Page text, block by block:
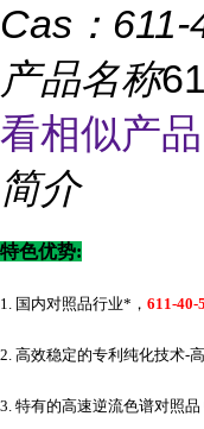
Cas： 611-
产品名称
看相似产
简介
特色优势:
1. 国内对照品行业*， 611-40-
2. 高效稳定的专利纯化技术-
3. 特有的高速逆流色谱对照